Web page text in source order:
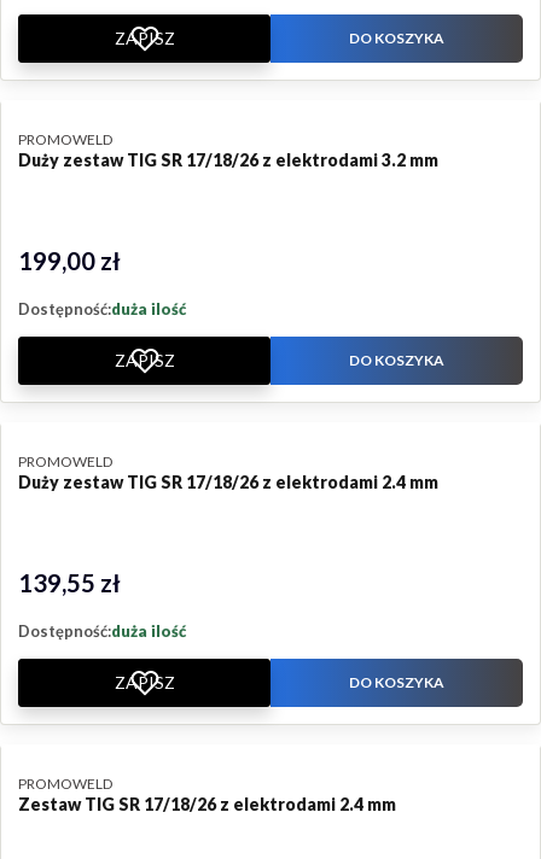
ZAPISZ DO KOSZYKA
Duży zestaw TIG SR 17/18/26 z elektrodami 3.2 mm
PRODUCENT
PROMOWELD
Cena
199,00 zł
Dostępność:duża ilość
ZAPISZ DO KOSZYKA
Duży zestaw TIG SR 17/18/26 z elektrodami 2.4 mm
PRODUCENT
PROMOWELD
Cena
139,55 zł
Dostępność:duża ilość
ZAPISZ DO KOSZYKA
Zestaw TIG SR 17/18/26 z elektrodami 2.4 mm
PRODUCENT
PROMOWELD